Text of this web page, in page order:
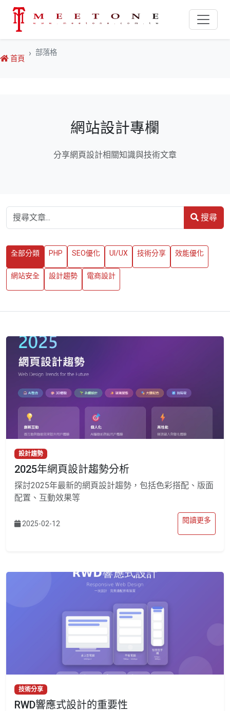
首頁
部落格
網站設計專欄
分享網頁設計相關知識與技術文章
搜尋
全部分類 PHP SEO優化 UI/UX 技術分享 效能優化
網站安全 設計趨勢 電商設計
設計趨勢
2025年網頁設計趨勢分析
探討2025年最新的網頁設計趨勢，包括色彩搭配、版面
配置、互動效果等
2025-02-12 閱讀更多
技術分享
RWD響應式設計的重要性